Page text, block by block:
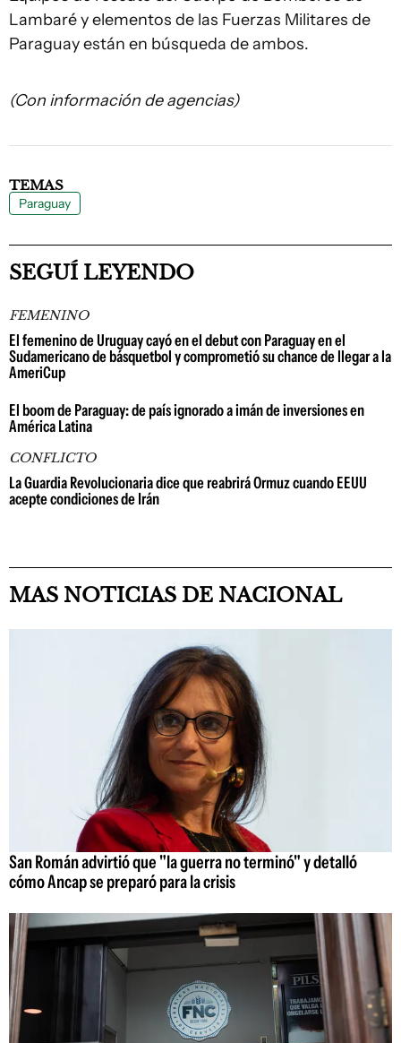
Lambaré y elementos de las Fuerzas Militares de
Paraguay están en búsqueda de ambos.
(Con información de agencias)
TEMAS
Paraguay
SEGUÍ LEYENDO
FEMENINO
El femenino de Uruguay cayó en el debut con Paraguay en el
Sudamericano de básquetbol y comprometió su chance de llegar a la
AmeriCup
El boom de Paraguay: de país ignorado a imán de inversiones en
América Latina
CONFLICTO
La Guardia Revolucionaria dice que reabrirá Ormuz cuando EEUU
acepte condiciones de Irán
MAS NOTICIAS DE NACIONAL
San Román advirtió que "la guerra no terminó" y detalló
cómo Ancap se preparó para la crisis